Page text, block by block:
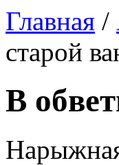
Главная /
старой
В